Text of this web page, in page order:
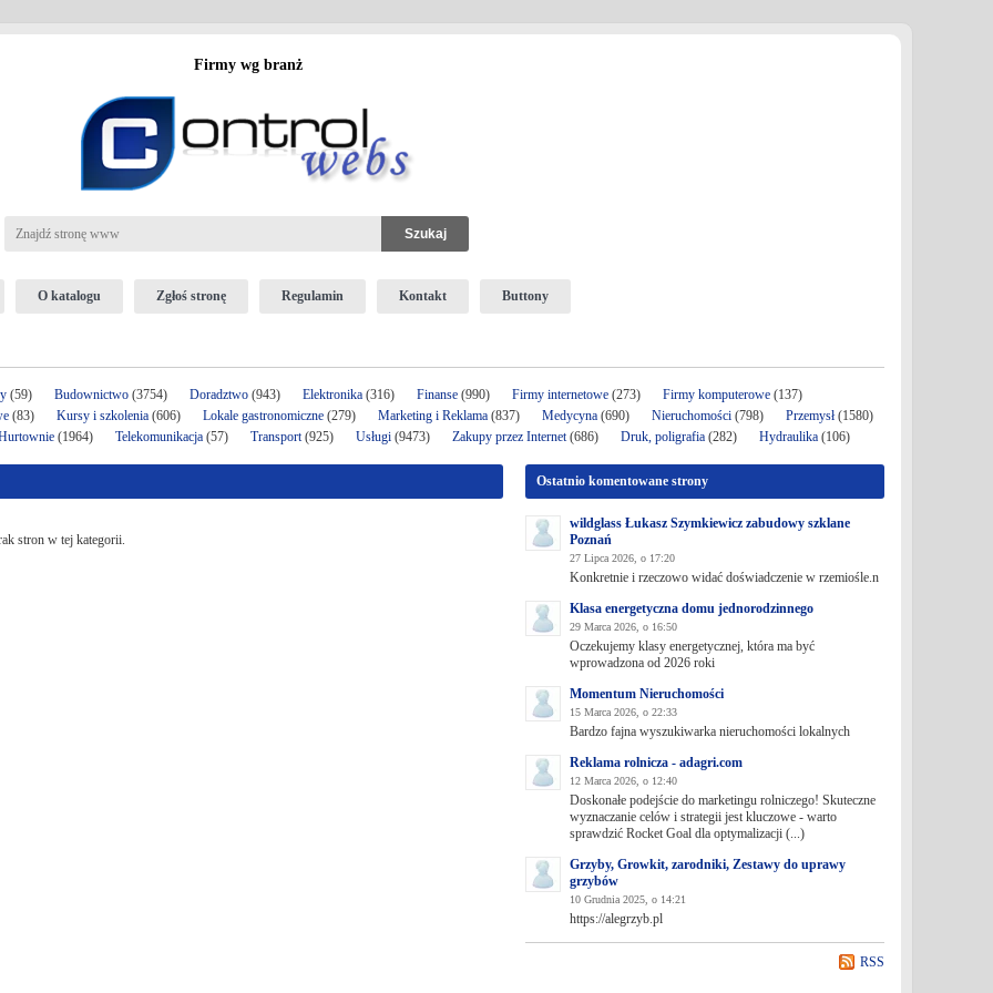
Firmy wg branż
O katalogu Zgłoś stronę Regulamin Kontakt Buttony
(59) Budownictwo (3754) Doradztwo (943) Elektronika (316) Finanse (990) Firmy internetowe (273) Firmy komputerowe (137)
(83) Kursy i szkolenia (606) Lokale gastronomiczne (279) Marketing i Reklama (837) Medycyna (690) Nieruchomości (798) Przemysł(1580)
(1964) Telekomunikacja (57) Transport(925) Usługi (9473) Zakupy przez Internet(686) Druk, poligrafia (282) Hydraulika (106)
stron w tej kategorii.
Ostatnio komentowane strony
wildglass Łukasz Szymkiewicz zabudowy szklane
Poznań
27 Lipca 2026, o 17:20
Konkretnie i rzeczowo widać doświadczenie w rzemiośle.n
Klasa energetyczna domu jednorodzinnego
29 Marca 2026, o 16:50
Oczekujemy klasy energetycznej, która ma być
wprowadzona od 2026 roki
Momentum Nieruchomości
15 Marca 2026, o 22:33
Bardzo fajna wyszukiwarka nieruchomości lokalnych
Reklama rolnicza - adagri.com
12 Marca 2026, o 12:40
Doskonałe podejście do marketingu rolniczego! Skuteczne
wyznaczanie celów i strategii jest kluczowe - warto
sprawdzić Rocket Goal dla optymalizacji (...)
Grzyby, Growkit, zarodniki, Zestawy do uprawy
grzybów
10 Grudnia 2025, o 14:21
https://alegrzyb.pl
RSS